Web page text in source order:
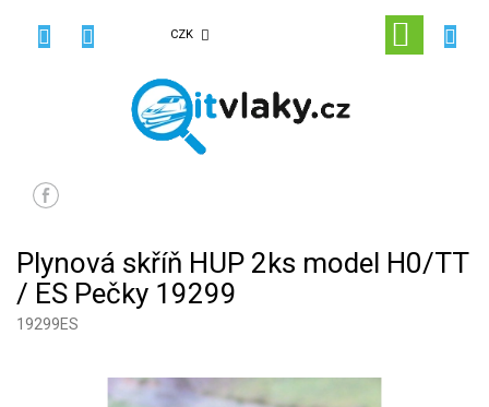
CZK
KOŠÍK
Plynová skříň HUP 2ks model H0/TT
/ ES Pečky 19299
19299ES